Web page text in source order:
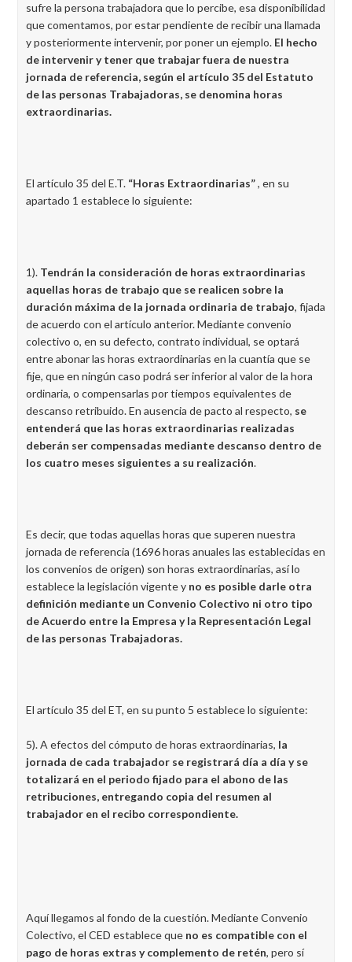
sufre la persona trabajadora que lo percibe, esa disponibilidad
que comentamos, por estar pendiente de recibir una llamada
y posteriormente intervenir, por poner un ejemplo. El hecho
de intervenir y tener que trabajar fuera de nuestra
jornada de referencia, según el artículo 35 del Estatuto
de las personas Trabajadoras, se denomina horas
extraordinarias.
El artículo 35 del E.T. “Horas Extraordinarias”, en su
apartado 1 establece lo siguiente:
1). Tendrán la consideración de horas extraordinarias
aquellas horas de trabajo que se realicen sobre la
duración máxima de la jornada ordinaria de trabajo, fijada
de acuerdo con el artículo anterior. Mediante convenio
colectivo o, en su defecto, contrato individual, se optará
entre abonar las horas extraordinarias en la cuantía que se
fije, que en ningún caso podrá ser inferior al valor de la hora
ordinaria, o compensarlas por tiempos equivalentes de
descanso retribuido. En ausencia de pacto al respecto, se
entenderá que las horas extraordinarias realizadas
deberán ser compensadas mediante descanso dentro de
los cuatro meses siguientes a su realización.
Es decir, que todas aquellas horas que superen nuestra
jornada de referencia (1696 horas anuales las establecidas en
los convenios de origen) son horas extraordinarias, así lo
establece la legislación vigente y no es posible darle otra
definición mediante un Convenio Colectivo ni otro tipo
de Acuerdo entre la Empresa y la Representación Legal
de las personas Trabajadoras.
El artículo 35 del ET, en su punto 5 establece lo siguiente:
5). A efectos del cómputo de horas extraordinarias, la
jornada de cada trabajador se registrará día a día y se
totalizará en el periodo fijado para el abono de las
retribuciones, entregando copia del resumen al
trabajador en el recibo correspondiente.
Aquí llegamos al fondo de la cuestión. Mediante Convenio
Colectivo, el CED establece que no es compatible con el
pago de horas extras y complemento de retén, pero sí